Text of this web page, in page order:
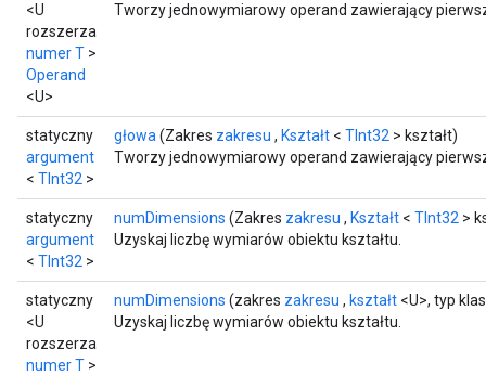
<U
rozszerza
numer T >
Operand
<U>
Tworzy jednowymiarowy operand zawierający
statyczny
argument
< TInt32 >
głowa (Zakres zakresu , Kształt < TInt32 > kształt)
Tworzy jednowymiarowy operand zawierający
statyczny
argument
< TInt32 >
numDimensions (Zakres zakresu , Kształt < TInt32 >
Uzyskaj liczbę wymiarów obiektu kształtu.
statyczny
<U
rozszerza
numer T >
numDimensions (zakres zakresu , kształt <U>, typ
Uzyskaj liczbę wymiarów obiektu kształtu.